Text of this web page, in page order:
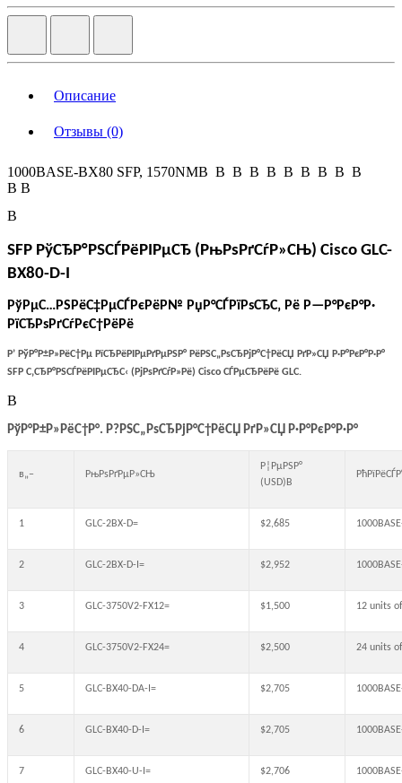
Описание
Отзывы (0)
1000BASE-BX80 SFP, 1570NMВ В В В В В В В В В
В В
В
SFP РўСЂР°РЅСЃРёРІРµСЂ ( РњРѕРґСѓР»СЊ) Cisco GLC-
BX80-D-I
РўРµС…РЅРёС‡РµСЃРєРёР№ РџР°СЃРїРѕСЂС‚ Рё Р—Р°РєР°Р·
РїСЂРѕРґСѓРєС†РёРё
Р’ РўР°Р±Р»РёС†Рµ РїСЂРёРІРµРґРµРЅР° РёРЅС„РѕСЂРјР°С†РёСЏ РґР»СЏ Р·Р°РєР°Р·Р°
SFP С‚СЂР°РЅСЃРёРІРµСЂС‹ (РјРѕРґСѓР»Рё) Cisco СЃРµСЂРёРё GLC.
В
РўР°Р±Р»РёС†Р°. Р?РЅС„РѕСЂРјР°С†РёСЏ РґР»СЏ Р·Р°РєР°Р·Р°
в„– РњРѕРґРµР»СЊ
Р¦РµРЅР°
(USD)В
1 GLC-2BX-D= $2,685
2 GLC-2BX-D-I= $2,952
3 GLC-3750V2-FX12= $1,500 12 units
4 GLC-3750V2-FX24= $2,500 24 units
5 GLC-BX40-DA-I= $2,705
6 GLC-BX40-D-I= $2,705
7 GLC-BX40-U-I= $2,706